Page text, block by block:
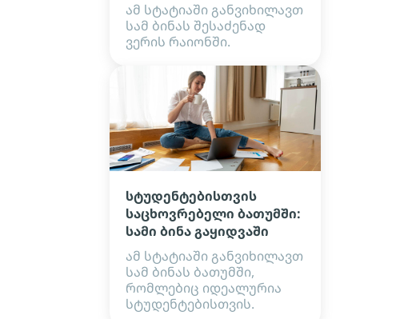
ამ სტატიაში განვიხილავთ
სამ ბინას შესაძენად
ვერის რაიონში.
სტუდენტებისთვის
საცხოვრებელი ბათუმში:
სამი ბინა გაყიდვაში
ამ სტატიაში განვიხილავთ
სამ ბინას ბათუმში,
რომლებიც იდეალურია
სტუდენტებისთვის.